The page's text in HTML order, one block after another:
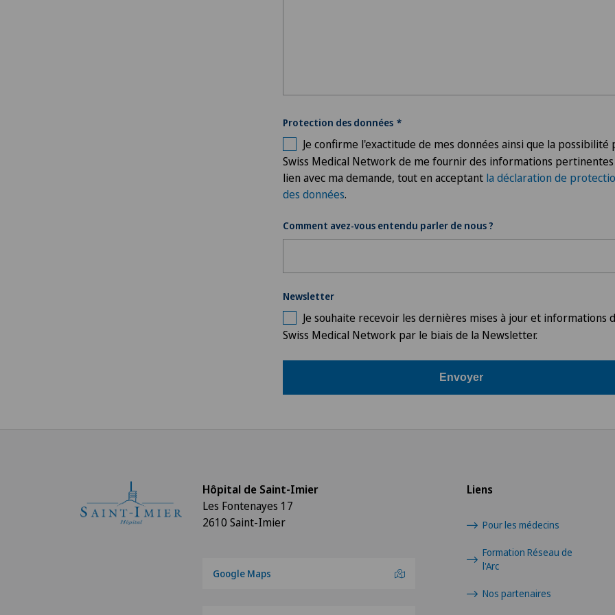
Protection des données
Je confirme l'exactitude de mes données ainsi que la possibilité
Swiss Medical Network de me fournir des informations
lien avec ma demande, tout en acceptant la déclaration de
des données.
Comment avez-vous entendu parler de nous ?
Newsletter
Je souhaite recevoir les dernières mises à jour et informations
Swiss Medical Network par le biais de la Newsletter.
Envoyer
Liens
Pour les médecins
Formation Réseau de
l'Arc
Nos partenaires
Hôpital de Saint-Imier
Les Fontenayes 17
2610 Saint-Imier
Google Maps